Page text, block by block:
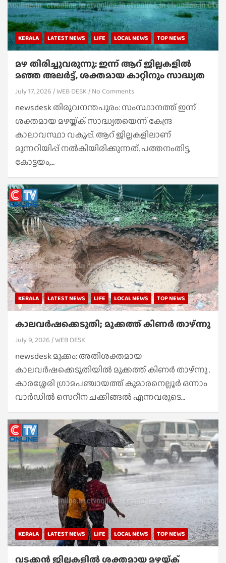
KERALA LATEST NEWS LIFE LOCAL NEWS TOP NEWS
മഴ തിരിച്ചുവരുന്നു:​ ഇന്ന് ആറ് ജില്ലകളിൽ
മഞ്ഞ അലർട്ട്,​ ശക്തമായ കാറ്റിനും സാദ്ധ്യത
July 17, 2026 WEB DESK No Comments
newsdesk തിരുവനന്തപുരം: സംസ്ഥാനത്ത് ഇന്ന്
ശക്തമായ മഴയ്ക്ക് സാദ്ധ്യതയെന്ന് കേന്ദ്ര
കാലാവസ്ഥാ വകുപ്പ്. ആറ് ജില്ലകളിലാണ്
മുന്നറിയിപ്പ് നൽകിയിരിക്കുന്നത്. പത്തനംതിട്ട,
കോട്ടയം,…
KERALA LATEST NEWS LIFE LOCAL NEWS TOP NEWS
കാലവർഷക്കെടുതി; മുക്കത്ത് കിണർ താഴ്ന്നു
July 9, 2026 WEB DESK
newsdesk മുക്കം: അതിശക്തമായ
കാലവർഷക്കെടുതിയിൽ മുക്കത്ത് കിണർ താഴ്ന്നു .
കാരശ്ശേരി ഗ്രാമപഞ്ചായത്ത് കുമാരനെല്ലൂർ ഒന്നാം
വാർഡിൽ സെറീന ചക്കിങ്ങൽ എന്നവരുടെ…
KERALA LATEST NEWS LIFE LOCAL NEWS TOP NEWS
വടക്കൻ ജില്ലകളിൽ ശക്തമായ മഴയ്ക്ക്